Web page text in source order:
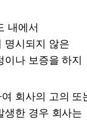
내에서
명시되지 않은
이나 보증을 하지
회사의 고의 또
생한 경우 회사는